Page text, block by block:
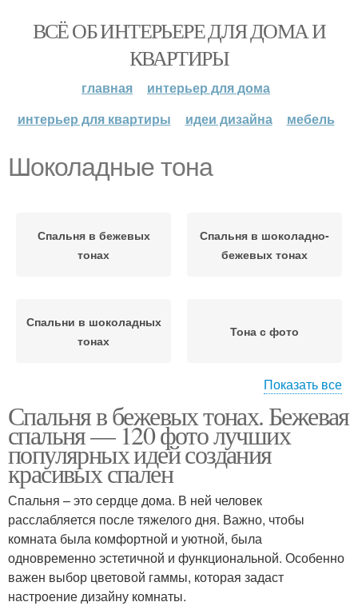
ВСЁ ОБ ИНТЕРЬЕРЕ ДЛЯ ДОМА И
КВАРТИРЫ
главная
интерьер для дома
интерьер для квартиры
идеи дизайна мебель
Шоколадные тона
Спальня в бежевых
тонах
Спальня в шоколадно-
бежевых тонах
Спальни в шоколадных
тонах
Тона с фото
Тона с яркими
акцентами
Комнаты в бежевых
тонах
Спальни в бежевых
тонах
Спальня в шоколадно-
молочных тонах
Показать все
Спальня в бежевых тонах. Бежевая
спальня — 120 фото лучших
популярных идей создания
красивых спален
Спальня – это сердце дома. В ней человек
расслабляется после тяжелого дня. Важно, чтобы
комната была комфортной и уютной, была
одновременно эстетичной и функциональной. Особенно
важен выбор цветовой гаммы, которая задаст
настроение дизайну комнаты.